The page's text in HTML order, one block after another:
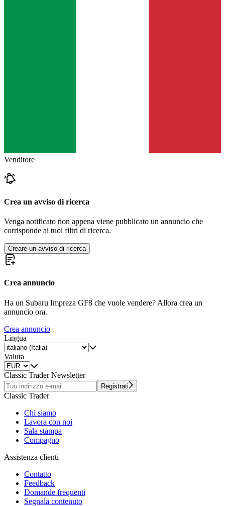
Venditore
Crea un avviso di ricerca
Venga notificato non appena viene pubblicato un annuncio che
corrisponde ai tuoi filtri di ricerca.
Creare un avviso di ricerca
Crea annuncio
Ha un Subaru Impreza GF8 che vuole vendere? Allora crea un
annuncio ora.
Crea annuncio
Lingua
Valuta
Classic Trader Newsletter
Registrati
Classic Trader
Chi siamo
Lavora con noi
Sala stampa
Compagno
Assistenza clienti
Contatto
Feedback
Domande frequenti
Segnala contenuto